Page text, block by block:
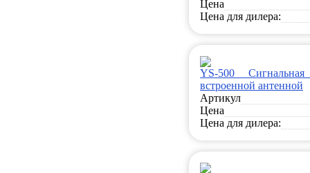
Цена
Цена для дилера:
YS-500
встроенной антенной
Артикул
Цена
Цена для дилера: